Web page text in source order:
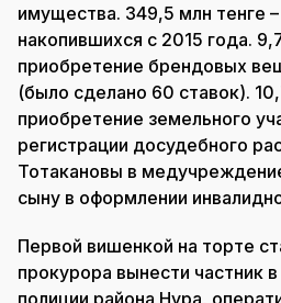
имущества. 349,5 млн тенге
накопившихся с 2015 года.
приобретение брендовых
(было сделано 60 ставок).
приобретение земельного
регистрации досудебного
Тотакановы в
сыну в оформлении
Первой вишенкой на торте
прокурора вынести частник
полиции района Нура,